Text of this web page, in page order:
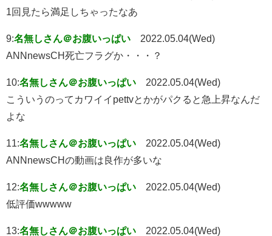
1回見たら満足しちゃったなあ
9:名無しさん＠お腹いっぱい
2022.05.04(Wed)
ANNnewsCH死亡フラグか・・・？
10:名無しさん＠お腹いっぱい
2022.05.04(Wed)
こういうのってカワイイpettvとかがパクると急上昇なんだ
よな
11:名無しさん＠お腹いっぱい
2022.05.04(Wed)
ANNnewsCHの動画は良作が多いな
12:名無しさん＠お腹いっぱい
2022.05.04(Wed)
低評価wwwww
13:名無しさん＠お腹いっぱい
2022.05.04(Wed)